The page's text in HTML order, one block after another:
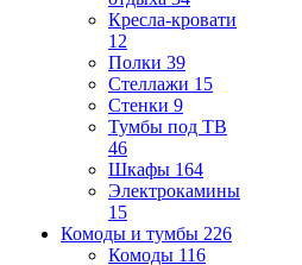
Кресла-кровати
12
Полки 39
Стеллажи 15
Стенки 9
Тумбы под ТВ
46
Шкафы 164
Электрокамины
15
Комоды и тумбы 226
Комоды 116